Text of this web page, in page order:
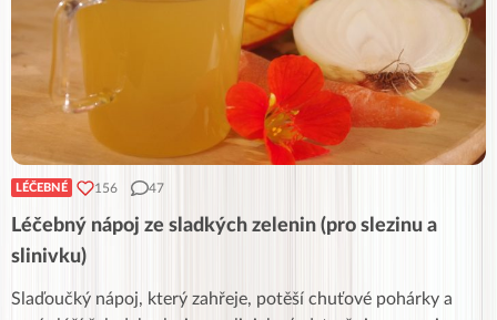
LÉČEBNÉ 156 47
Léčebný nápoj ze sladkých zelenin (pro slezinu a
slinivku)
Slaďoučký nápoj, který zahřeje, potěší chuťové pohárky a